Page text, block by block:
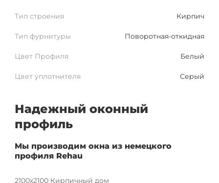
Тип строения Кирпич
Тип фурнитуры Поворотная-откидная
Цвет Профиля Белый
Цвет уплотнителя Серый
Надежный оконный
профиль
Мы производим окна из немецкого
профиля Rehau
2100х2100 Кирпичный дом